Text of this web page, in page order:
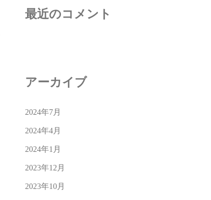
最近のコメント
アーカイブ
2024年7月
2024年4月
2024年1月
2023年12月
2023年10月